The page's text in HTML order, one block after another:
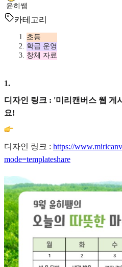
윤히쌤
카테고리
초등
학급 운영
창체 자료
1.
디자인 링크 : '미리캔버스 웹 게
요!
디자인 링크 : https://
mode=templateshare